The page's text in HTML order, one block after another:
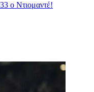
ο Ντιομαντέ!